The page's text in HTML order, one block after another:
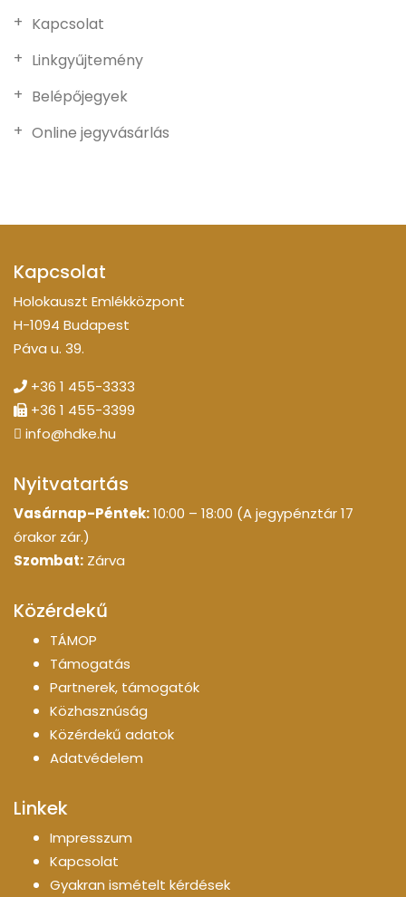
Kapcsolat
Linkgyűjtemény
Belépőjegyek
Online jegyvásárlás
Kapcsolat
Holokauszt Emlékközpont
H-1094 Budapest
Páva u. 39.
+36 1 455-3333
+36 1 455-3399
info@hdke.hu
Nyitvatartás
Vasárnap-Péntek:10:00 – 18:00 (A jegypénztár 17
órakor zár.)
Szombat: Zárva
Közérdekű
TÁMOP
Támogatás
Partnerek, támogatók
Közhasznúság
Közérdekű adatok
Adatvédelem
Linkek
Impresszum
Kapcsolat
Gyakran ismételt kérdések